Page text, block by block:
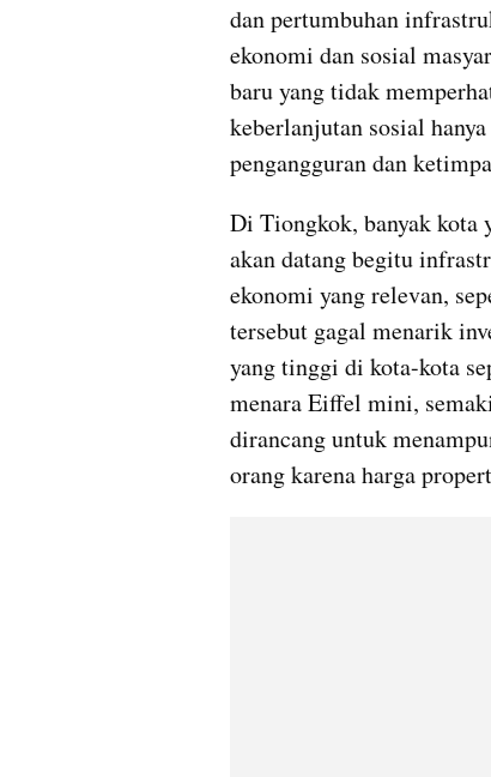
dan pertumbuhan
ekonomi dan sosial
baru yang tidak
keberlanjutan sosial
pengangguran dan
Di Tiongkok, banyak kota
akan datang begitu
ekonomi yang relevan,
tersebut gagal menarik
yang tinggi di kota-kota
menara Eiffel mini,
dirancang untuk
orang karena harga